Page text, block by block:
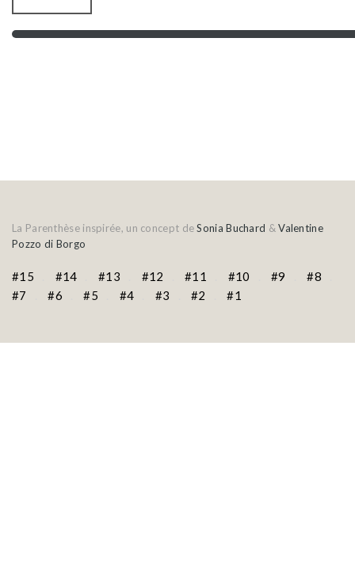
La Parenthèse inspirée, un concept deSonia Buchard &Valentine
Pozzo di Borgo
#15 #14 #13 #12 #11 #10 #9
#8
#7
#6 #5 #4 #3 #2 #1